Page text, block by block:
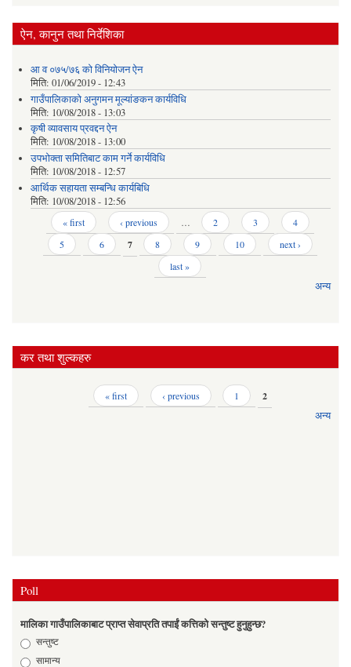
ऐन, कानुन तथा निर्देशिका
आ व ०७५/७६ को विनियोजन ऐन
मिति: 01/06/2019 - 12:43
गाउँपालिकाको अनुगमन मूल्यांङकन कार्यविधि
मिति: 10/08/2018 - 13:03
कृषी व्यावसाय प्रवद्दन ऐन
मिति: 10/08/2018 - 13:00
उपभोक्ता समितिबाट काम गर्ने कार्यविधि
मिति: 10/08/2018 - 12:57
आर्थिक सहायता सम्बन्धि कार्यबिधि
मिति: 10/08/2018 - 12:56
Pages « first ‹ previous … 2 3
4
5
6 7 8 9 10
next ›
last »
अन्य
कर तथा शुल्कहरु
« first ‹ previous 1
2
अन्य
Poll
मालिका गाउँपालिकाबाट प्राप्त सेवाप्रति तपाईं कत्तिको सन्तुष्ट हुनुहुन्छ?
Choices
सन्तुष्ट
सामान्य